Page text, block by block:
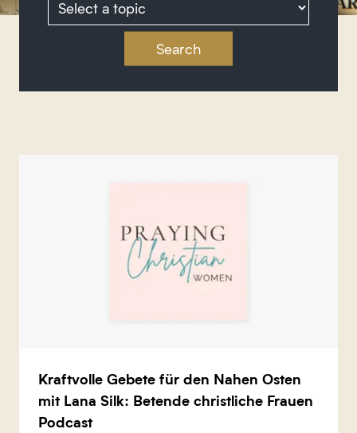
Kraftvolle Gebete für den Nahen Osten
mit Lana Silk: Betende christliche Frauen
Podcast